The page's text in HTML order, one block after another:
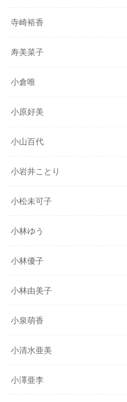
寺崎裕香
寿美菜子
小倉唯
小原好美
小山百代
小岩井ことり
小松未可子
小林ゆう
小林優子
小林由美子
小泉萌香
小清水亜美
小澤亜李